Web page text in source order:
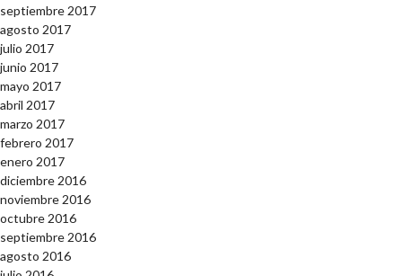
septiembre 2017
agosto 2017
julio 2017
junio 2017
mayo 2017
abril 2017
marzo 2017
febrero 2017
enero 2017
diciembre 2016
noviembre 2016
octubre 2016
septiembre 2016
agosto 2016